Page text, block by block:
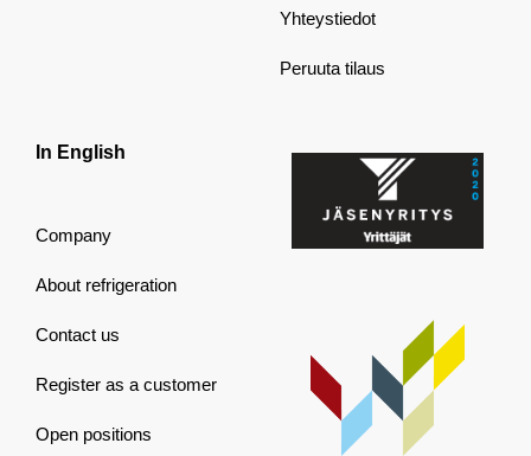
Yhteystiedot
Peruuta tilaus
In English
Company
About refrigeration
Contact us
Register as a customer
Open positions